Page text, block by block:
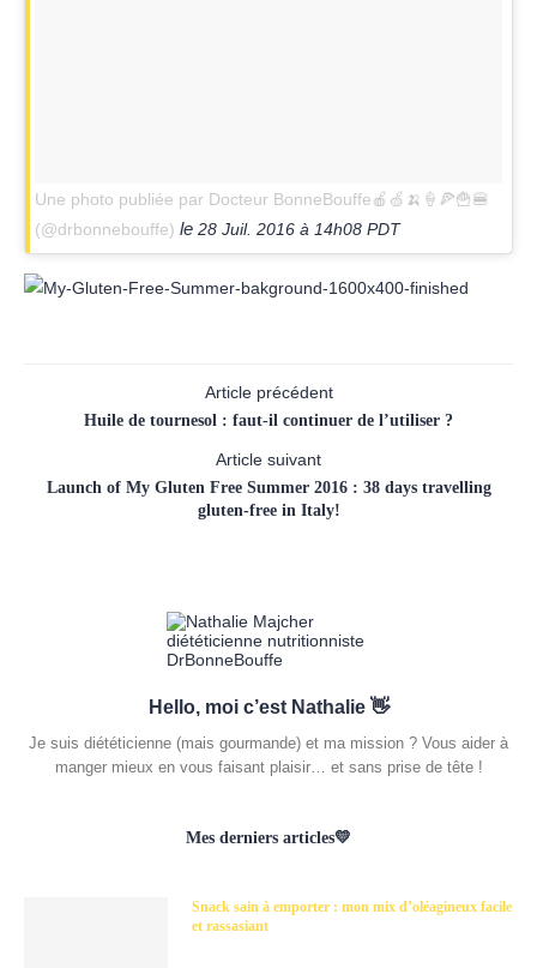
Une photo publiée par Docteur BonneBouffe🍎🍏🍌🍦🍕🍟🍔
(@drbonnebouffe) le 28 Juil. 2016 à 14h08 PDT
Article précédent
Huile de tournesol : faut-il continuer de l’utiliser ?
Article suivant
Launch of My Gluten Free Summer 2016 : 38 days travelling
gluten-free in Italy!
Hello, moi c’est Nathalie 👋
Je suis diététicienne (mais gourmande) et ma mission ? Vous aider à
manger mieux en vous faisant plaisir… et sans prise de tête !
Mes derniers articles💛
Snack sain à emporter : mon mix d’oléagineux facile
et rassasiant